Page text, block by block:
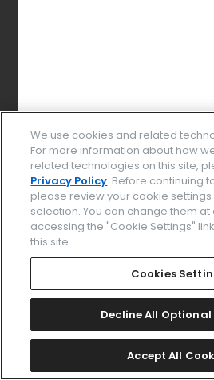
パーツを選択してください
このデザインで決
We use cookies and related
For more information about how
related technologies on this site,
Privacy Policy. Before continuing
please review your cookie
selection. You can change them at
accessing the "Cookie Settings"
this site.
Cookies
Decline All
Accept All